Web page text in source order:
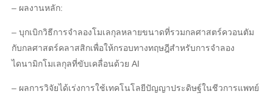
– ผลงานหลัก:
– บุกเบิกวิธีการจําลองโมเลกุลหลายขนาดที่รวมกลศาสตร์ควอนตัม
กับกลศาสตร์คลาสสิกเพื่อให้กรอบทางทฤษฎีสําหรับการจําลอง
ไดนามิกโมเลกุลที่ขับเคลื่อนด้วย AI
– ผลการวิจัยได้เร่งการใช้เทคโนโลยีปัญญาประดิษฐ์ในชีวการแพทย์